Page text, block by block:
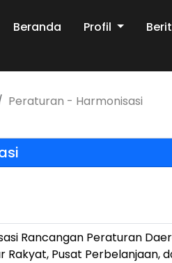
Beranda Profil
Peraturan - Harmonisasi
Rancangan Peraturan
Rakyat, Pusat Perbelanjaan,